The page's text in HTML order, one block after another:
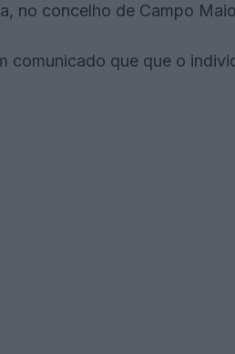
no concelho de Campo
comunicado que que o